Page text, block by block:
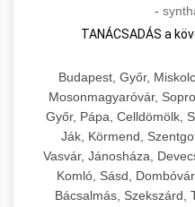
-
TANÁCSADÁS a
Budapest, Győr,
Mosonmagyaróvár,
Győr, Pápa, Celldömölk,
Ják, Körmend,
Vasvár, Jánosháza,
Komló, Sásd,
Bácsalmás, Szekszárd,